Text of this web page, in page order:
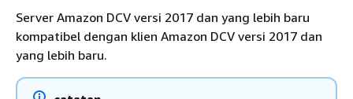
Server Amazon DCV versi 2017 dan yang lebih baru
kompatibel dengan klien Amazon DCV versi 2017 dan
yang lebih baru.